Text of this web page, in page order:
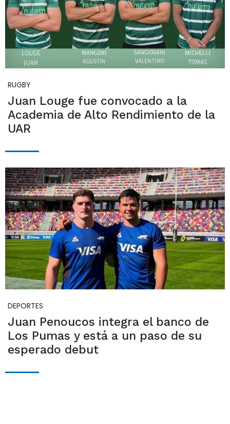
RUGBY
Juan Louge fue convocado a la
Academia de Alto Rendimiento de la
UAR
DEPORTES
Juan Penoucos integra el banco de
Los Pumas y está a un paso de su
esperado debut